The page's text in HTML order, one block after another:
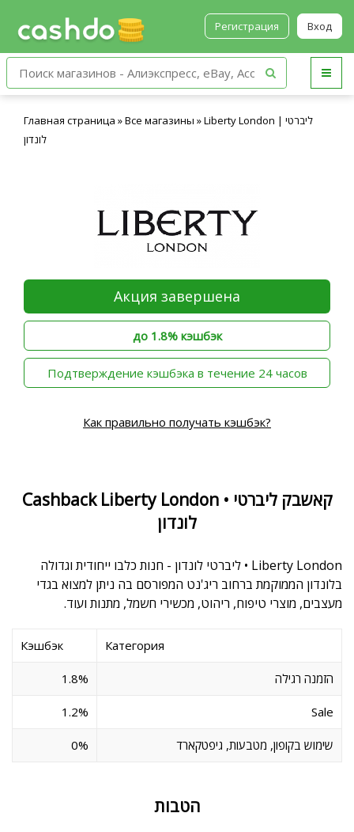
Регистрация Вход
Главная страница »Все магазины »Liberty London | ליברטי
לונדון
Акция завершена
до 1.8% кэшбэк
‫Подтверждение кэшбэка в течение 24 часов
Как правильно получать кэшбэк?
Cashback Liberty London • קאשבק ליברטי
לונדון
Liberty London • ליברטי לונדון - חנות כלבו ייחודית וגדולה
בלונדון הממוקמת ברחוב ריג'נט המפורסם בה ניתן למצוא בגדי
מעצבים, מוצרי טיפוח, ריהוט, מכשירי חשמל, מתנות ועוד.
Категория
Кэшбэк
הזמנה רגילה 1.8%
Sale
1.2%
שימוש בקופון, מטבעות, גיפטקארד 0%
הטבות